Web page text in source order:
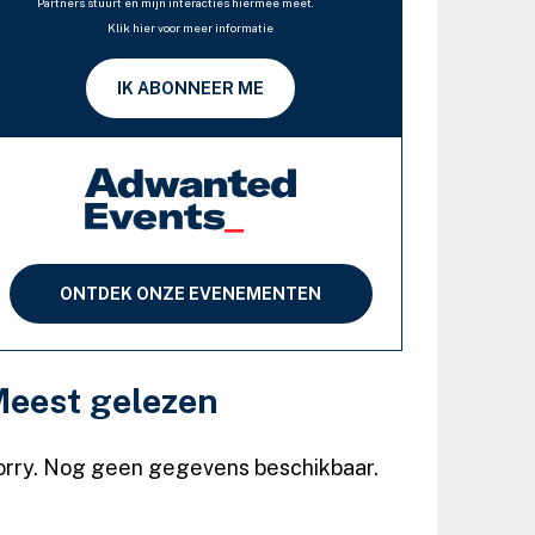
Klik hier voor meer informatie
IK ABONNEER ME
ONTDEK ONZE EVENEMENTEN
gelezen
Nog geen gegevens beschikbaar.